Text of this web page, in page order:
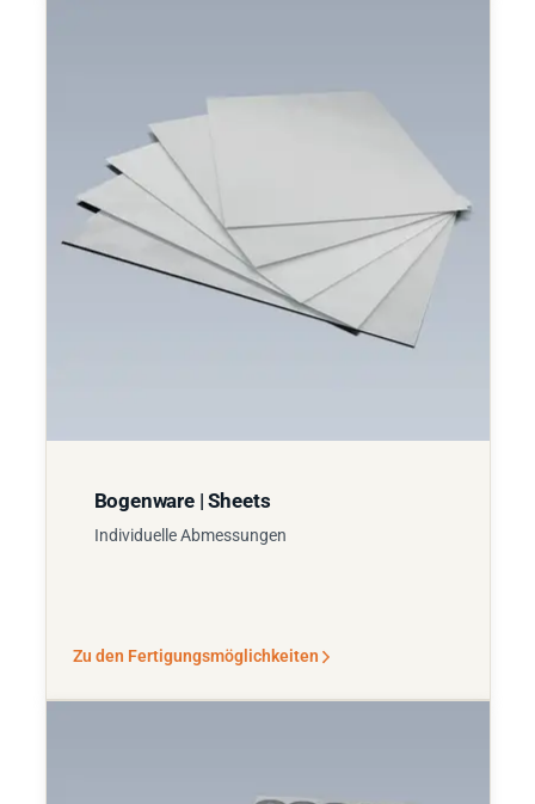
Bogenware | Sheets
Individuelle Abmessungen
Zu den Fertigungsmöglichkeiten